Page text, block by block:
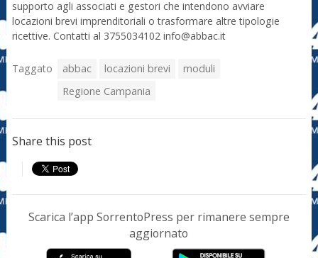
supporto agli associati e gestori che intendono avviare
locazioni brevi imprenditoriali o trasformare altre tipologie
ricettive. Contatti al 3755034102 info@abbac.it
Taggato abbac locazioni brevi
moduli
Regione Campania
Share this post
Scarica l’app SorrentoPress per rimanere sempre
aggiornato